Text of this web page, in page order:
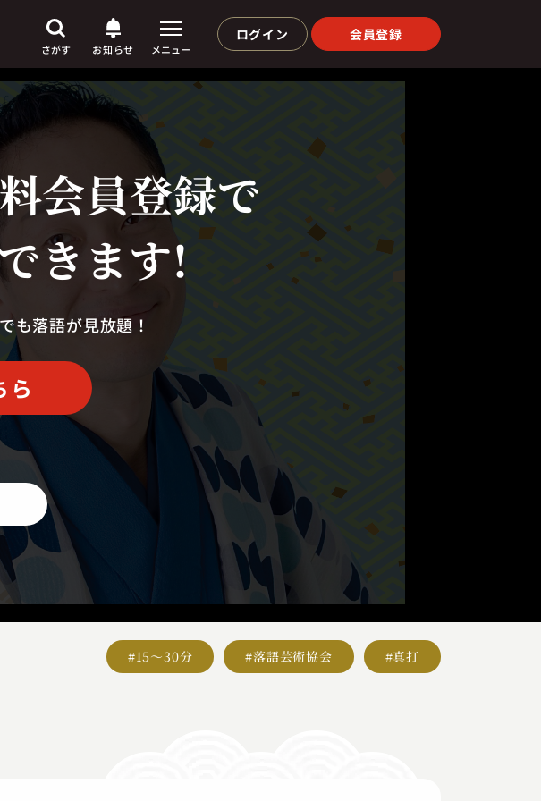
さがす お知らせ メニュー
ログイン 会員登録
会員登録で
きます!
も落語が見放題！
ら
#15～30分 #落語芸術協会 #真打